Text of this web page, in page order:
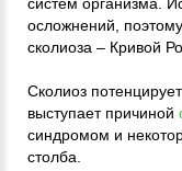
систем организма.
осложнений,
сколиоза – Кривой
Сколиоз
выступает причиной
синдромом и
столба.